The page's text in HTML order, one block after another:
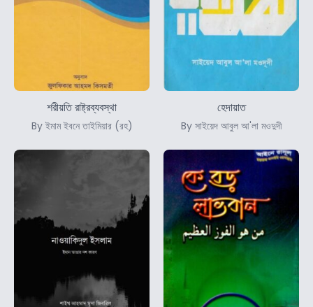
শরীয়তি রাষ্ট্রব্যবস্থা
By ইমাম ইবনে তাইমিয়ার (রহ)
হেদায়াত
By সাইয়েদ আবুল আ'লা মওদুদী